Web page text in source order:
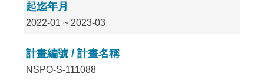
起迄年月
2022-01 ~ 2023-03
計畫編號 / 計畫名稱
NSPO-S-111088